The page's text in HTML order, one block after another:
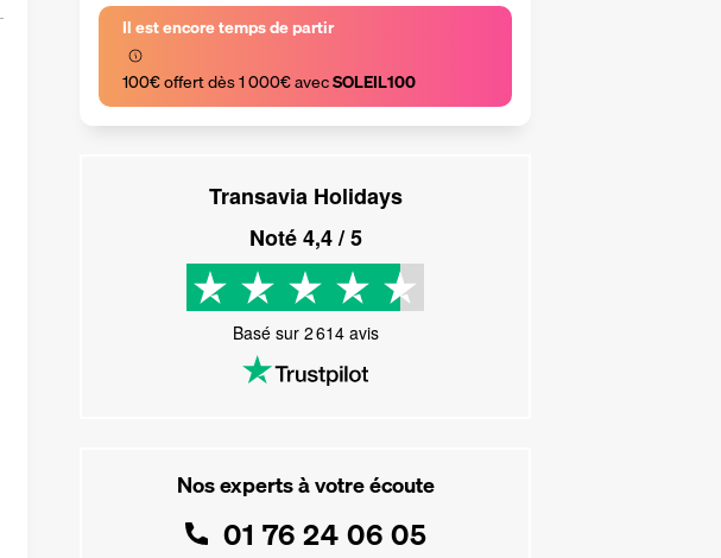
Il est encore temps de partir
100€ offert dès 1 000€ avec SOLEIL100
Transavia Holidays
Noté4,4/ 5
Basé sur 2 614avis
Nos experts à votre écoute
01 76 24 06 05